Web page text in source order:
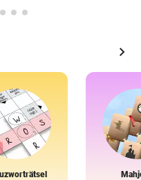
chevron_right